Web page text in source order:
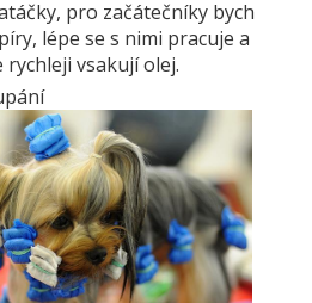
pro začátečníky bych
lépe se s nimi pracuje a
vsakují olej.